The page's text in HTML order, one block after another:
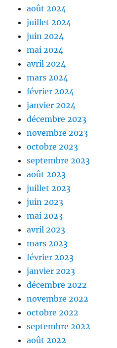
août 2024
juillet 2024
juin 2024
mai 2024
avril 2024
mars 2024
février 2024
janvier 2024
décembre 2023
novembre 2023
octobre 2023
septembre 2023
août 2023
juillet 2023
juin 2023
mai 2023
avril 2023
mars 2023
février 2023
janvier 2023
décembre 2022
novembre 2022
octobre 2022
septembre 2022
août 2022